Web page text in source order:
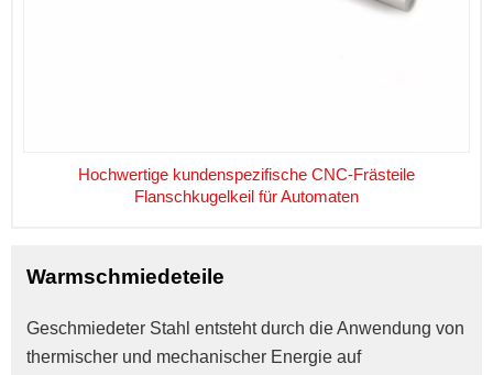
Hochwertige kundenspezifische CNC-Frästeile
Flanschkugelkeil für Automaten
Warmschmiedeteile
Geschmiedeter Stahl entsteht durch die Anwendung von
thermischer und mechanischer Energie auf